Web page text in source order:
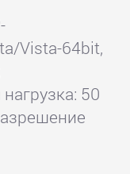
Vista-64bit,
50